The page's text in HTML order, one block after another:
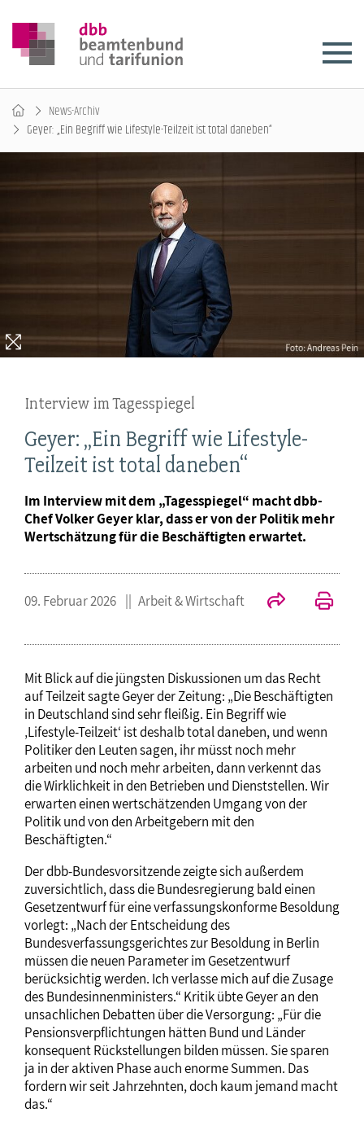
News-Archiv
Geyer: „Ein Begriff wie Lifestyle-Teilzeit ist total daneben“
Interview im Tagesspiegel
Geyer: „Ein Begriff wie Lifestyle-
Teilzeit ist total daneben“
Im Interview mit dem „Tagesspiegel“ macht dbb-
Chef Volker Geyer klar, dass er von der Politik mehr
Wertschätzung für die Beschäftigten erwartet.
09. Februar 2026 Arbeit & Wirtschaft
Mit Blick auf die jüngsten Diskussionen um das Recht
auf Teilzeit sagte Geyer der Zeitung: „Die Beschäftigten
in Deutschland sind sehr fleißig. Ein Begriff wie
‚Lifestyle-Teilzeit‘ ist deshalb total daneben, und wenn
Politiker den Leuten sagen, ihr müsst noch mehr
arbeiten und noch mehr arbeiten, dann verkennt das
die Wirklichkeit in den Betrieben und Dienststellen. Wir
erwarten einen wertschätzenden Umgang von der
Politik und von den Arbeitgebern mit den
Beschäftigten.“
Der dbb-Bundesvorsitzende zeigte sich außerdem
zuversichtlich, dass die Bundesregierung bald einen
Gesetzentwurf für eine verfassungskonforme Besoldung
vorlegt: „Nach der Entscheidung des
Bundesverfassungsgerichtes zur Besoldung in Berlin
müssen die neuen Parameter im Gesetzentwurf
berücksichtig werden. Ich verlasse mich auf die Zusage
des Bundesinnenministers.“ Kritik übte Geyer an den
unsachlichen Debatten über die Versorgung: „Für die
Pensionsverpflichtungen hätten Bund und Länder
konsequent Rückstellungen bilden müssen. Sie sparen
ja in der aktiven Phase auch enorme Summen. Das
fordern wir seit Jahrzehnten, doch kaum jemand macht
das.“